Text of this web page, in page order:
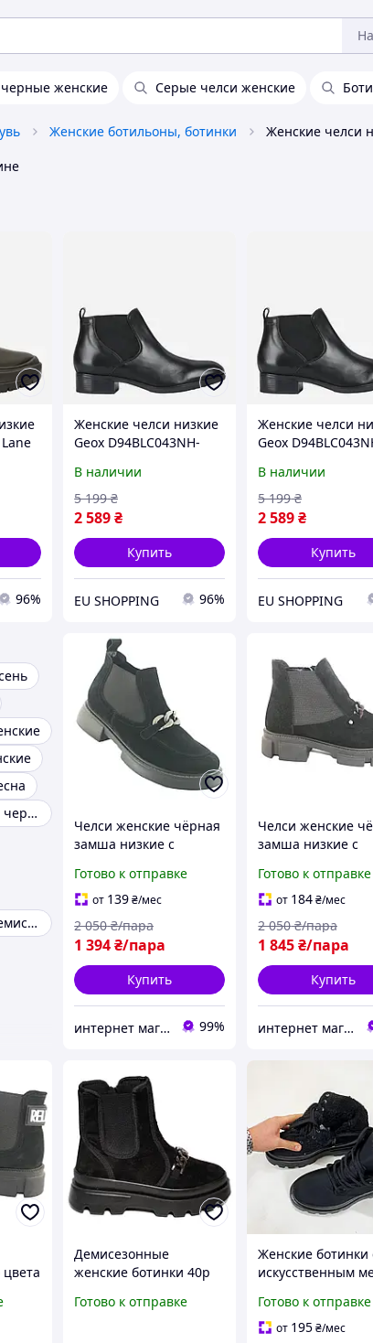
женские Серые челси женские
Женские ботильоны, ботинки
96%
Женские челси низкие
Geox D94BLC043NH-
(8054730115246)
В наличии
2 589₴
5 199 ₴
Купить
EU SHOPPING 96%
Женские челси
Geox
(8054730115260)
В наличии
2 589₴
5 199 ₴
Купить
EU SHOPPING
Бежевые челси с черной подошвой
Ботинки челси демисезон
Челси женские чёрная
замша низкие с
демисезонные размер
41
Готово к отправке
от 139₴/мес
1 394₴/пара
2 050 ₴/пара
Купить
интернет магазин ОПТИМАЛЬНЫЙ ВЫБОР 99%
Челси женские
замша низкие с
демисезонные с
молнией размер 40
Готово к отправке
от 184₴/мес
1 845₴/пара
2 050 ₴/пара
Купить
интернет магазин ОПТИМАЛЬНЫЙ ВЫБОР
Демисезонные
женские ботинки 40р
красивые ботинки,
Готово к отправке
Женские ботинки
искусственным
ботильоны
демисезонные
Готово к отправке
от 195₴/мес